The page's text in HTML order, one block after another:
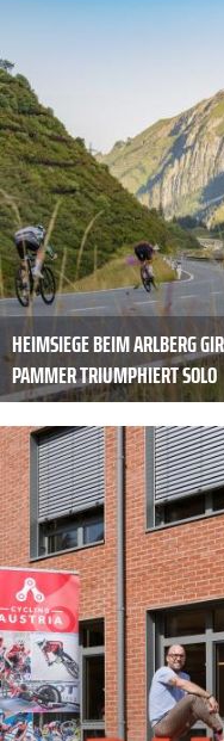
HEIMSIEGE BEIM ARLBERG
PAMMER TRIUMPHIERT SOLO